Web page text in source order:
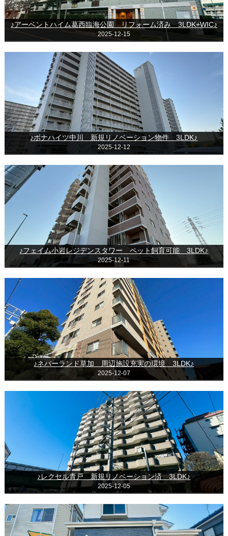
♪アーベントハイム葛西臨海公園 リフォーム済み 3LDK+WIC♪
2025-12-15
♪ボナハイツ中川 新規リノベーション物件 3LDK♪
2025-12-12
♪フェイム小岩レジデンスタワー ペット飼育可能 3LDK♪
2025-12-11
♪ネバーランド草加 周辺施設充実の環境 3LDK♪
2025-12-07
♪レクセル青戸 新規リノベーション済 3LDK♪
2025-12-05